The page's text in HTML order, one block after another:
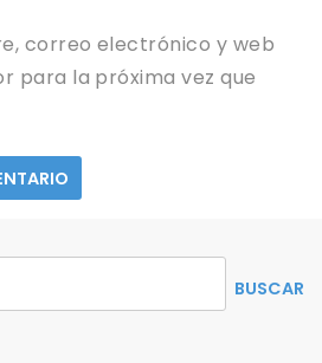
correo electrónico y web
para la próxima vez que